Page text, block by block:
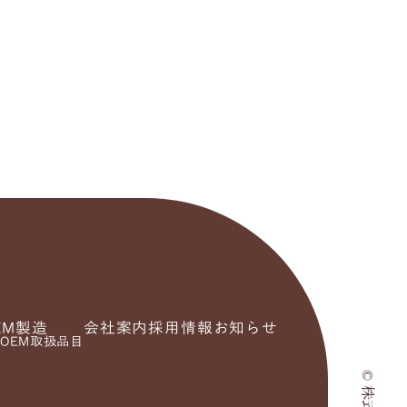
製造
OEM取扱品目
会社案内採用情報 お知らせ